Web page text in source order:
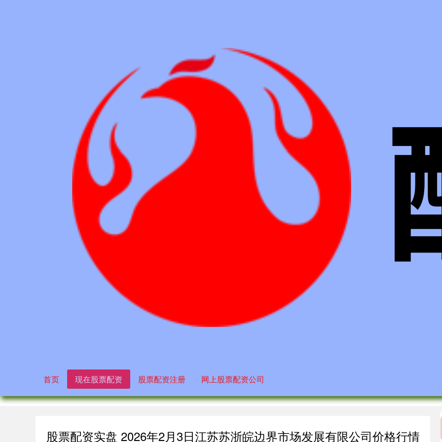
首页 现在股票配资 股票配资注册 网上股票配资公司
股票配资实盘 2026年2月3日江苏苏浙皖边界市场发展有限公司价格行情